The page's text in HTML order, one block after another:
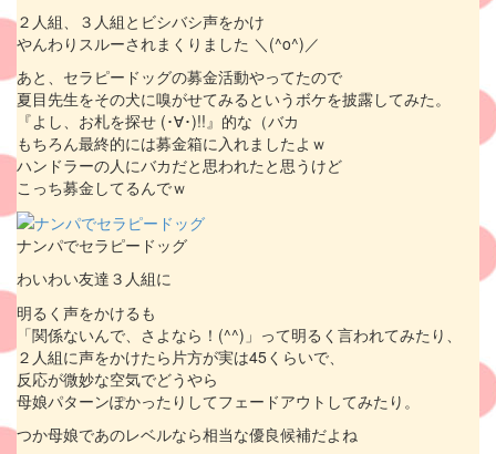
２人組、３人組とビシバシ声をかけ
やんわりスルーされまくりました ＼(^o^)／
あと、セラピードッグの募金活動やってたので
夏目先生をその犬に嗅がせてみるというボケを披露してみた。
『よし、お札を探せ (･∀･)!!』的な（バカ
もちろん最終的には募金箱に入れましたよｗ
ハンドラーの人にバカだと思われたと思うけど
こっち募金してるんでｗ
ナンパでセラピードッグ
わいわい友達３人組に
明るく声をかけるも
「関係ないんで、さよなら！(^^)」って明るく言われてみたり、
２人組に声をかけたら片方が実は45くらいで、
反応が微妙な空気でどうやら
母娘パターンぽかったりしてフェードアウトしてみたり。
つか母娘であのレベルなら相当な優良候補だよね